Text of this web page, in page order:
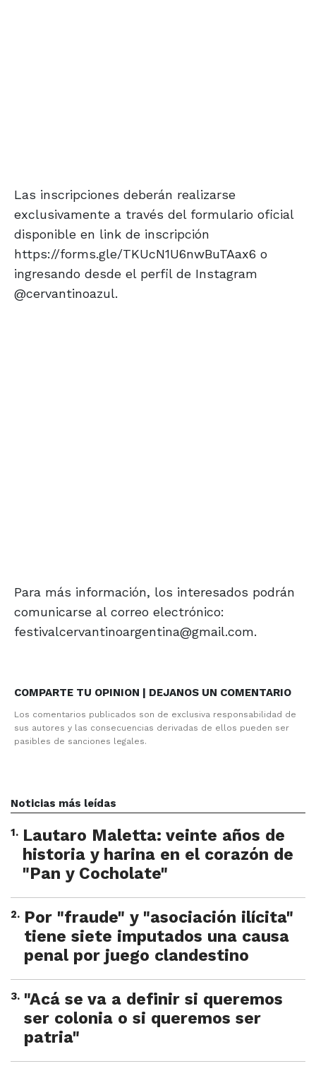
Las inscripciones deberán realizarse
exclusivamente a través del formulario oficial
disponible en link de inscripción
https://forms.gle/TKUcN1U6nwBuTAax6 o
ingresando desde el perfil de Instagram
@cervantinoazul.
Para más información, los interesados podrán
comunicarse al correo electrónico:
festivalcervantinoargentina@gmail.com.
COMPARTE TU OPINION | DEJANOS UN COMENTARIO
Los comentarios publicados son de exclusiva responsabilidad de
sus autores y las consecuencias derivadas de ellos pueden ser
pasibles de sanciones legales.
Noticias más leídas
1. Lautaro Maletta: veinte años de
historia y harina en el corazón de
"Pan y Cocholate"
2. Por "fraude" y "asociación ilícita"
tiene siete imputados una causa
penal por juego clandestino
3. "Acá se va a definir si queremos
ser colonia o si queremos ser
patria"